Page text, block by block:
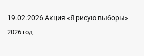
19.02.2026 Акция «Я рисую выборы»
2026 год